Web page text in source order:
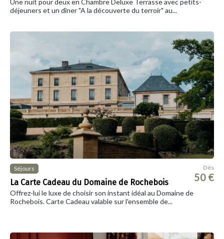
déjeuners et un dîner "A la découverte du terroir" au...
Séjours
La Carte Cadeau du Domaine de Rochebois
Dès
50 €
Offrez-lui le luxe de choisir son instant idéal au Domaine de
Rochebois. Carte Cadeau valable sur l'ensemble de...